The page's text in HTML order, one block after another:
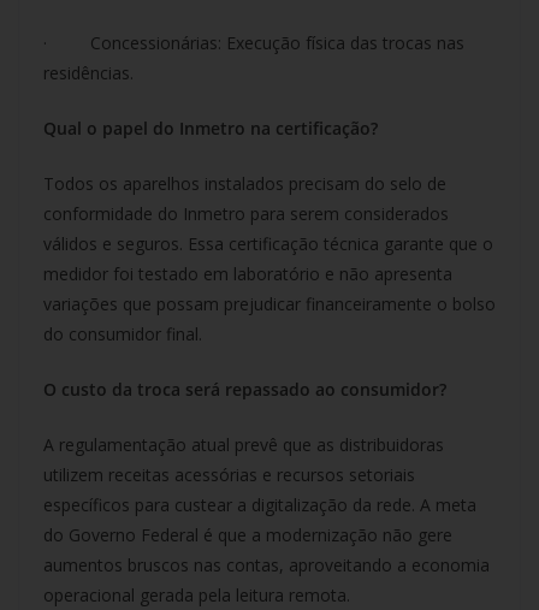
· Concessionárias: Execução física das trocas nas
residências.
Qual o papel do Inmetro na certificação?
Todos os aparelhos instalados precisam do selo de
conformidade do Inmetro para serem considerados
válidos e seguros. Essa certificação técnica garante que o
medidor foi testado em laboratório e não apresenta
variações que possam prejudicar financeiramente o bolso
do consumidor final.
O custo da troca será repassado ao consumidor?
A regulamentação atual prevê que as distribuidoras
utilizem receitas acessórias e recursos setoriais
específicos para custear a digitalização da rede. A meta
do Governo Federal é que a modernização não gere
aumentos bruscos nas contas, aproveitando a economia
operacional gerada pela leitura remota.